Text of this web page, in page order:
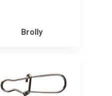
Brolly